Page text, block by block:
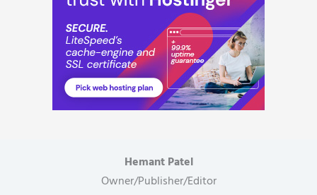
Hemant Patel
Owner/Publisher/Editor